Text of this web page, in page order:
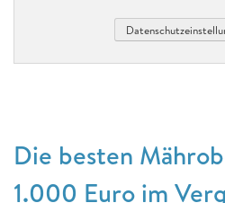
Die besten
1.000 Euro im